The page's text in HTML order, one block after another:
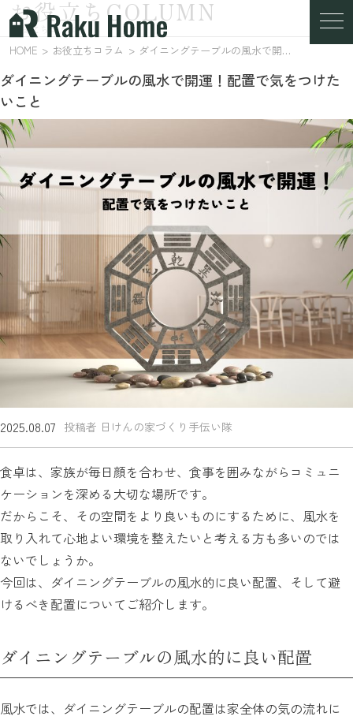
お役立ちコラム
お役立ちCOLUMN
HOME お役立ちコラム ダイニングテーブルの風水で開運！配置で気をつけたいこと
ダイニングテーブルの風水で開運！配置で気をつけた
いこと
2025.08.07 投稿者 日けんの家づくり手伝い隊
食卓は、家族が毎日顔を合わせ、食事を囲みながらコミュニ
ケーションを深める大切な場所です。
だからこそ、その空間をより良いものにするために、風水を
取り入れて心地よい環境を整えたいと考える方も多いのでは
ないでしょうか。
今回は、ダイニングテーブルの風水的に良い配置、そして避
けるべき配置についてご紹介します。
ダイニングテーブルの風水的に良い配置
風水では、ダイニングテーブルの配置は家全体の気の流れに